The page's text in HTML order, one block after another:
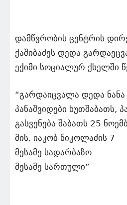
დამწვრობის ცენტრის
ქაშიბაძეს დედა
ექიმი სოციალურ ქსელში
“გარდაიცვალა დედა ნანა
პანაშვიდები ხუთშაბათს,
გასვენება შაბათს 25
მის. იაკობ ნიკოლაძის 7
მესამე სადარბაზო
მესამე სართული”